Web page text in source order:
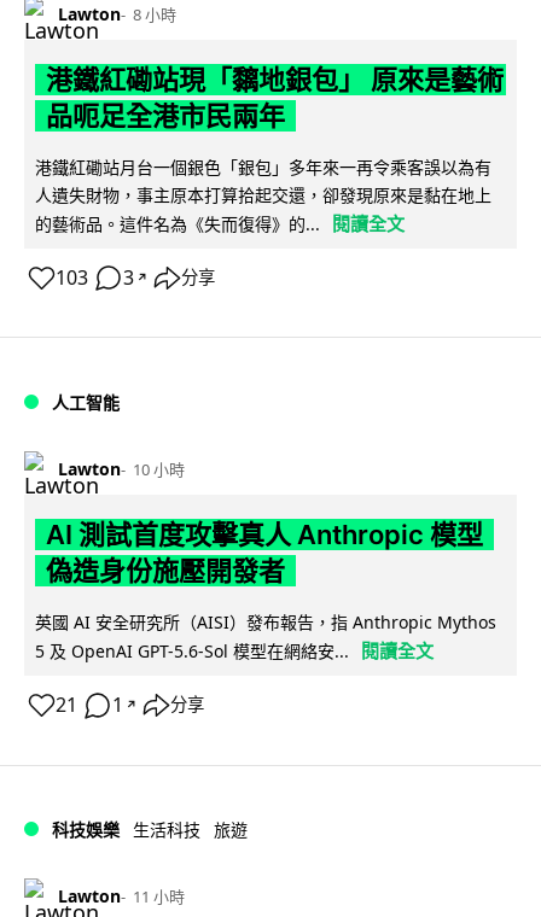
Lawton 8 小時
港鐵紅磡站現「黐地銀包」 原來是藝術
品呃足全港市民兩年
港鐵紅磡站月台一個銀色「銀包」多年來一再令乘客誤以為有
人遺失財物，事主原本打算拾起交還，卻發現原來是黏在地上
的藝術品。這件名為《失而復得》的...
閱讀全文
103 3 ↗ 分享
人工智能
Lawton 10 小時
AI 測試首度攻擊真人 Anthropic 模型
偽造身份施壓開發者
英國 AI 安全研究所（AISI）發布報告，指 Anthropic Mythos
5 及 OpenAI GPT-5.6-Sol 模型在網絡安...
閱讀全文
21 1 ↗ 分享
科技娛樂 生活科技 旅遊
Lawton 11 小時